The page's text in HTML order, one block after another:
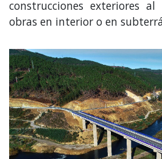
construcciones exteriores
obras en interior o en